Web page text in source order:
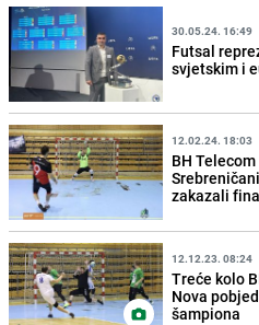
30.05.24. 16:49
Futsal
svjetskim i
12.02.24. 18:03
BH
zakazali
12.12.23. 08:24
Treće kolo
Nova
šampiona